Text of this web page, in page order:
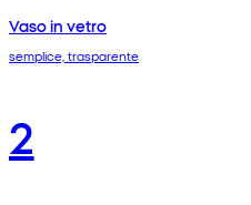
Vaso in vetro
semplice, trasparente
2